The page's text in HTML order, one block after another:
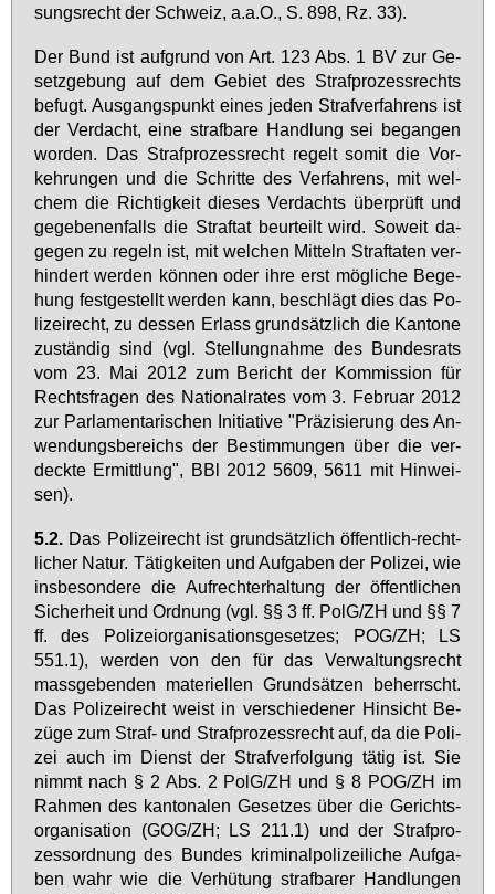
sungs­recht der Schweiz, a.a.O., S. 898, Rz. 33).
Der Bund ist auf­grund von Art. 123 Abs. 1 BV zur Ge­
setz­ge­bung auf dem Ge­biet des Straf­pro­zess­rechts
be­fugt. Aus­gangs­punkt ei­nes je­den Straf­ver­fah­rens ist
der Ver­dacht, ei­ne straf­ba­re Hand­lung sei be­gan­gen
wor­den. Das Straf­pro­zess­recht re­gelt so­mit die Vor­
keh­run­gen und die Schrit­te des Ver­fah­rens, mit wel­
chem die Rich­tig­keit die­ses Ver­dachts über­prüft und
ge­ge­be­nen­falls die Straf­tat be­ur­teilt wird. So­weit da­
ge­gen zu re­geln ist, mit wel­chen Mit­teln Straf­ta­ten ver­
hin­dert wer­den kön­nen oder ih­re erst mög­li­che Be­ge­
hung fest­ge­stellt wer­den kann, be­schlägt dies das Po­
li­zei­recht, zu des­sen Er­lass grund­sätz­lich die Kan­to­ne
zu­stän­dig sind (vgl. Stel­lung­nah­me des Bun­des­rats
vom 23. Mai 2012 zum Be­richt der Kom­mis­si­on für
Rechts­fra­gen des Na­tio­nal­ra­tes vom 3. Fe­bru­ar 2012
zur Par­la­men­ta­ri­schen In­itia­ti­ve "Prä­zi­sie­rung des An­
wen­dungs­be­reichs der Be­stim­mun­gen über die ver­
deck­te Er­mitt­lung", BBl 2012 5609, 5611 mit Hin­wei­
sen).
5.2. Das Po­li­zei­recht ist grund­sätz­lich öf­fent­lich-recht­
li­cher Na­tur. Tä­tig­kei­ten und Auf­ga­ben der Po­li­zei, wie
ins­be­son­de­re die Auf­recht­er­hal­tung der öf­fent­li­chen
Si­cher­heit und Ord­nung (vgl. §§ 3 ff. PolG/ZH und §§ 7
ff. des Po­li­zei­or­ga­ni­sa­ti­ons­ge­set­zes; POG/ZH; LS
551.1), wer­den von den für das Ver­wal­tungs­recht
mass­ge­ben­den ma­te­ri­el­len Grund­sät­zen be­herrscht.
Das Po­li­zei­recht weist in ver­schie­de­ner Hin­sicht Be­
zü­ge zum Straf- und Straf­pro­zess­recht auf, da die Po­li­
zei auch im Dienst der Straf­ver­fol­gung tä­tig ist. Sie
nimmt nach § 2 Abs. 2 PolG/ZH und § 8 POG/ZH im
Rah­men des kan­to­na­len Ge­set­zes über die Ge­richts­
or­ga­ni­sa­ti­on (GOG/ZH; LS 211.1) und der Straf­pro­
zess­ord­nung des Bun­des kri­mi­nal­po­li­zei­li­che Auf­ga­
ben wahr wie die Ver­hü­tung straf­ba­rer Hand­lun­gen